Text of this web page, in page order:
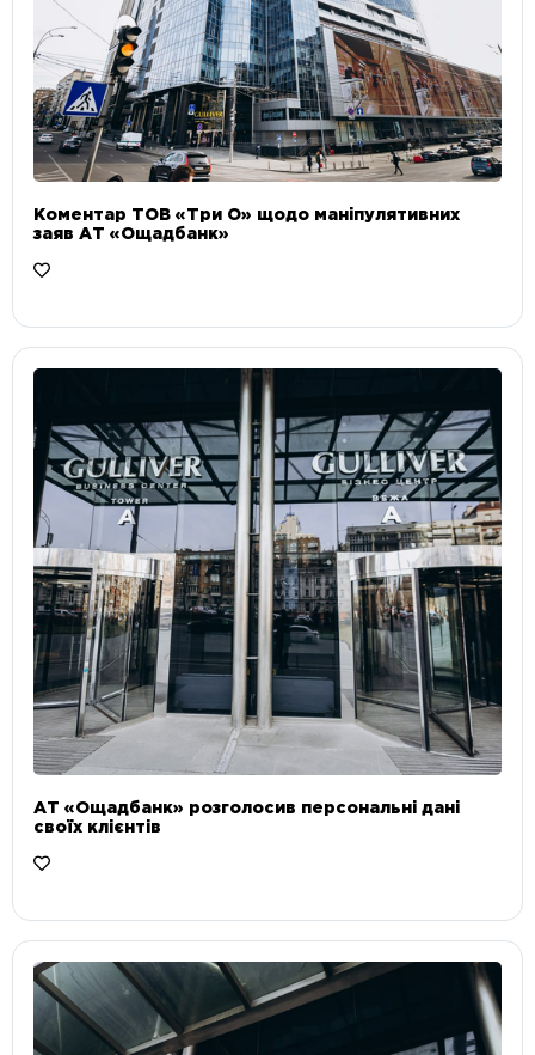
Коментар ТОВ «Три О» щодо маніпулятивних
заяв АТ «Ощадбанк»
АТ «Ощадбанк» розголосив персональні дані
своїх клієнтів